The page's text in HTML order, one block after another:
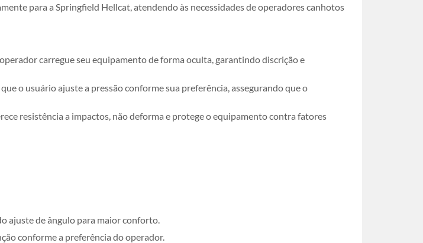
para a Springfield Hellcat, atendendo às necessidades de operadores canhotos
carregue seu equipamento de forma oculta, garantindo discrição e
o usuário ajuste a pressão conforme sua preferência, assegurando que o
resistência a impactos, não deforma e protege o equipamento contra fatores
ajuste de ângulo para maior conforto.
conforme a preferência do operador.